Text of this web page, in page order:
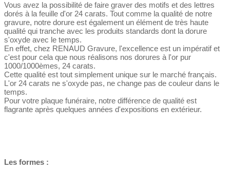
Vous avez la possibilité de faire graver des motifs et des lettres
dorés à la feuille d'or 24 carats. Tout comme la qualité de notre
gravure, notre dorure est également un élément de très haute
qualité qui tranche avec les produits standards dont la dorure
s'oxyde avec le temps.
En effet, chez RENAUD Gravure, l'excellence est un impératif et
c'est pour cela que nous réalisons nos dorures à l'or pur
1000/1000èmes, 24 carats.
Cette qualité est tout simplement unique sur le marché français.
L'or 24 carats ne s'oxyde pas, ne change pas de couleur dans le
temps.
Pour votre plaque funéraire, notre différence de qualité est
flagrante après quelques années d'expositions en extérieur.
Les formes :